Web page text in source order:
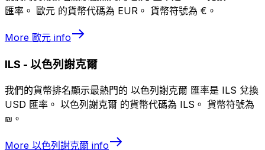
匯率。 歐元 的貨幣代碼為 EUR。 貨幣符號為 €。
More 歐元 info
ILS - 以色列謝克爾
我們的貨幣排名顯示最熱門的 以色列謝克爾 匯率是 ILS 兌換
USD 匯率。 以色列謝克爾 的貨幣代碼為 ILS。 貨幣符號為
₪。
More 以色列謝克爾 info